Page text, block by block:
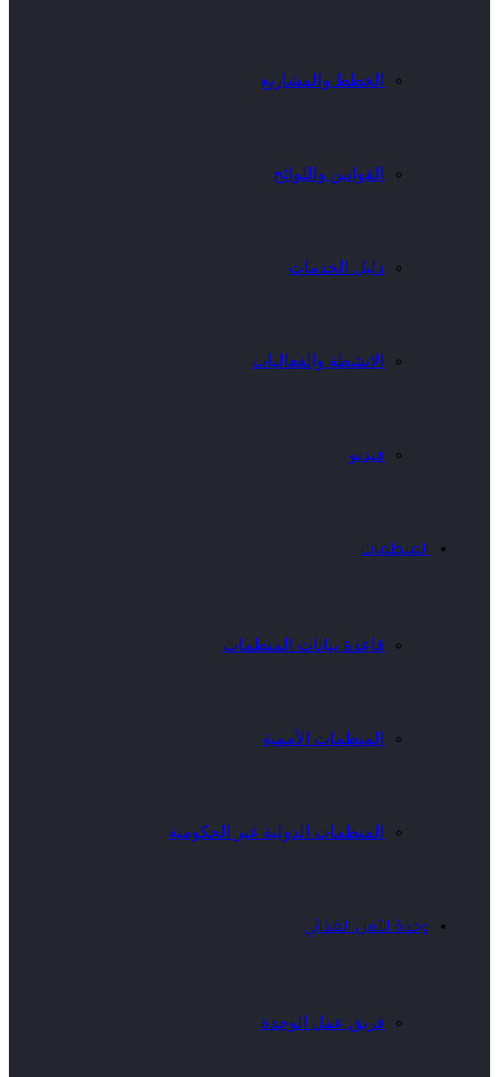
الخطط والمشاريع
القوانين واللوائح
دليل الخدمات
الانشطة والفعاليات
فيديو
المنظمات
قاعدة بيانات المنظمات
المنظمات الأممية
المنظمات الدولية غير الحكومية
وحدة الأمن الغذائي
فريق عمل الوحدة